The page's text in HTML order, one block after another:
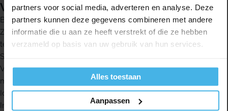
partners voor social media, adverteren en analyse. Deze
partners kunnen deze gegevens combineren met andere
informatie die u aan ze heeft verstrekt of die ze hebben
verzameld op basis van uw gebruik van hun services.
Alles toestaan
Aanpassen
Voordelen
Bewezen effectiever dan een gewone handtandenborstel
Zachte, taps toelopende borstelharen om ook tussen de tanden
te reinigen
Slank design met ergonomisch handvat
Vervangbare borstelkop en vervangbare batterij, 1 AAA
meegeleverd
Ideaal voor dagelijks gebruik
Inclusief hygiënecap